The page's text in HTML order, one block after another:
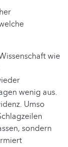
wie
wenig aus.
Umso
sondern